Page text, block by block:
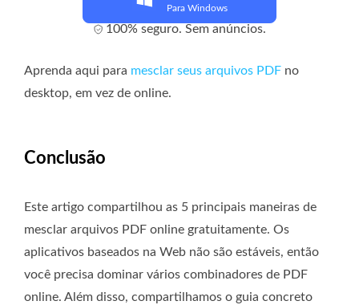
Para Windows
100% seguro. Sem anúncios.
Aprenda aqui para mesclar seus arquivos PDF no
desktop, em vez de online.
Conclusão
Este artigo compartilhou as 5 principais maneiras de
mesclar arquivos PDF online gratuitamente. Os
aplicativos baseados na Web não são estáveis, então
você precisa dominar vários combinadores de PDF
online. Além disso, compartilhamos o guia concreto